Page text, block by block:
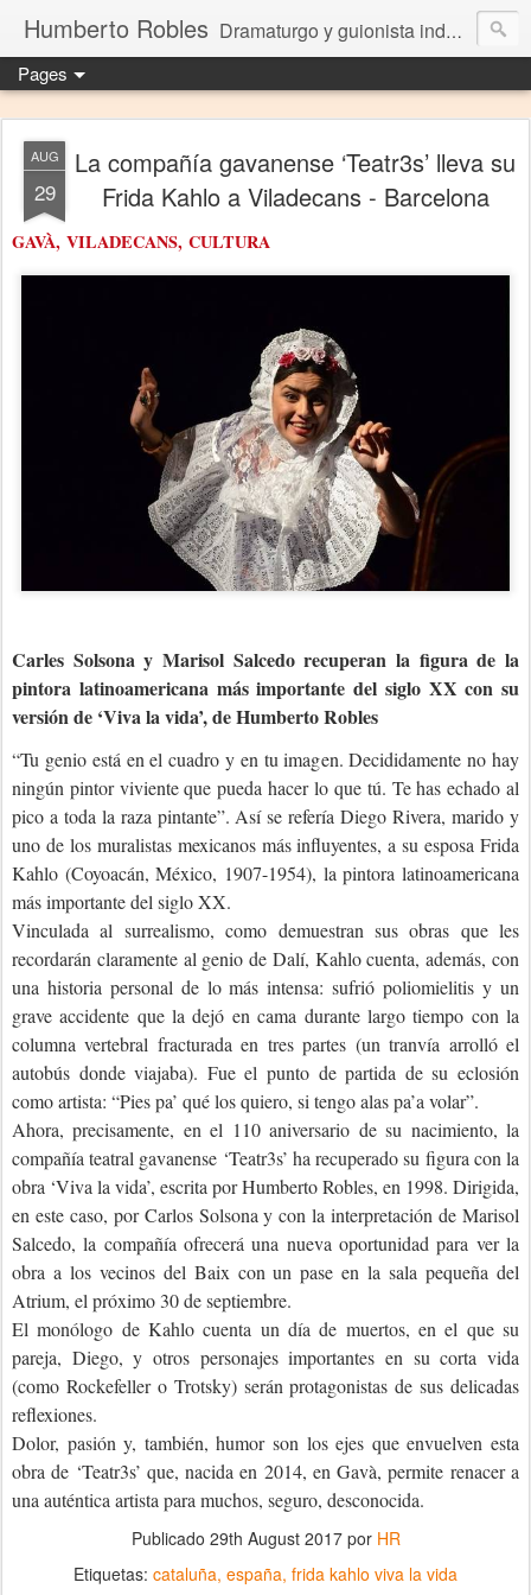
Humberto Robles Dramaturgo y guionista independiente
Pages
AUG
29
La compañía gavanense ‘Teatr3s’ lleva su
Frida Kahlo a Viladecans - Barcelona
GAVÀ, VILADECANS, CULTURA
Carles Solsona y Marisol Salcedo recuperan la figura de la
pintora latinoamericana más importante del siglo XX con su
versión de ‘Viva la vida’, de Humberto Robles
“Tu genio está en el cuadro y en tu imagen. Decididamente no hay
ningún pintor viviente que pueda hacer lo que tú. Te has echado al
pico a toda la raza pintante”. Así se refería Diego Rivera, marido y
uno de los muralistas mexicanos más influyentes, a su esposa Frida
Kahlo (Coyoacán, México, 1907-1954), la pintora latinoamericana
más importante del siglo XX.
Vinculada al surrealismo, como demuestran sus obras que les
recordarán claramente al genio de Dalí, Kahlo cuenta, además, con
una historia personal de lo más intensa: sufrió poliomielitis y un
grave accidente que la dejó en cama durante largo tiempo con la
columna vertebral fracturada en tres partes (un tranvía arrolló el
autobús donde viajaba). Fue el punto de partida de su eclosión
como artista: “Pies pa’ qué los quiero, si tengo alas pa’a volar”.
Ahora, precisamente, en el 110 aniversario de su nacimiento, la
compañía teatral gavanense ‘Teatr3s’ ha recuperado su figura con la
obra ‘Viva la vida’, escrita por Humberto Robles, en 1998. Dirigida,
en este caso, por Carlos Solsona y con la interpretación de Marisol
Salcedo, la compañía ofrecerá una nueva oportunidad para ver la
obra a los vecinos del Baix con un pase en la sala pequeña del
Atrium, el próximo 30 de septiembre.
El monólogo de Kahlo cuenta un día de muertos, en el que su
pareja, Diego, y otros personajes importantes en su corta vida
(como Rockefeller o Trotsky) serán protagonistas de sus delicadas
reflexiones.
Dolor, pasión y, también, humor son los ejes que envuelven esta
obra de ‘Teatr3s’ que, nacida en 2014, en Gavà, permite renacer a
una auténtica artista para muchos, seguro, desconocida.
Publicado 29th August 2017por HR
Etiquetas: cataluña españa frida kahlo viva la vida